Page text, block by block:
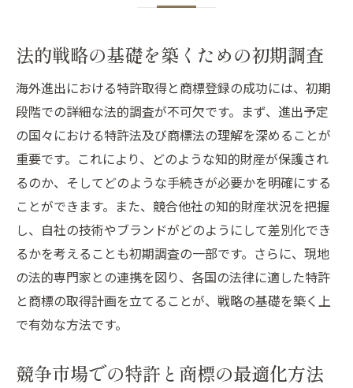
法的戦略の基礎を築くための初期調査
海外進出における特許取得と商標登録の成功には、初期
段階での詳細な法的調査が不可欠です。まず、進出予定
の国々における特許法及び商標法の理解を深めることが
重要です。これにより、どのような知的財産が保護され
るのか、そしてどのような手続きが必要かを明確にする
ことができます。また、競合他社の知的財産状況を把握
し、自社の技術やブランドがどのようにして差別化でき
るかを考えることも初期調査の一部です。さらに、現地
の法的専門家との連携を図り、各国の法律に適した特許
と商標の取得計画を立てることが、戦略の基礎を築く上
で有効な方法です。
競争市場での特許と商標の最適化方法